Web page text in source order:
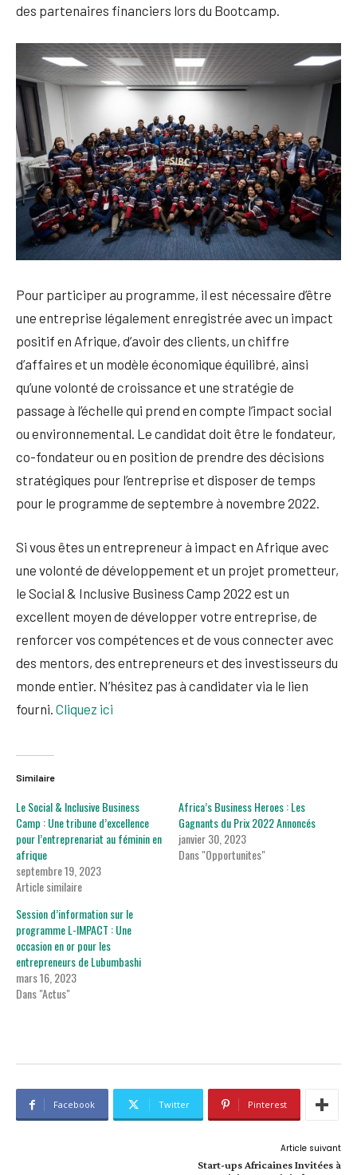
des partenaires financiers lors du Bootcamp.
Pour participer au programme, il est nécessaire d’être
une entreprise légalement enregistrée avec un impact
positif en Afrique, d’avoir des clients, un chiffre
d’affaires et un modèle économique équilibré, ainsi
qu’une volonté de croissance et une stratégie de
passage à l’échelle qui prend en compte l’impact social
ou environnemental. Le candidat doit être le fondateur,
co-fondateur ou en position de prendre des décisions
stratégiques pour l’entreprise et disposer de temps
pour le programme de septembre à novembre 2022.
Si vous êtes un entrepreneur à impact en Afrique avec
une volonté de développement et un projet prometteur,
le Social & Inclusive Business Camp 2022 est un
excellent moyen de développer votre entreprise, de
renforcer vos compétences et de vous connecter avec
des mentors, des entrepreneurs et des investisseurs du
monde entier. N’hésitez pas à candidater via le lien
fourni. Cliquez ici
Similaire
Le Social & Inclusive Business
Camp : Une tribune d’excellence
pour l’entreprenariat au féminin en
afrique
septembre 19, 2023
Article similaire
Africa’s Business Heroes : Les
Gagnants du Prix 2022 Annoncés
janvier 30, 2023
Dans "Opportunites"
Session d’information sur le
programme L-IMPACT : Une
occasion en or pour les
entrepreneurs de Lubumbashi
mars 16, 2023
Dans "Actus"
Facebook Twitter Pinterest
Article suivant
Start-ups Africaines Invitées à